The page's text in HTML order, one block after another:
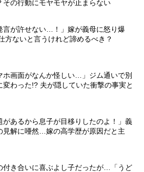
その行動にモヤモヤが止まらない
言が許せない…！」嫁が義母に怒り爆
方ないと言うけれど諦めるべき？
ホ画面がなんか怪しい…」ジム通いで別
変わった!? 夫が隠していた衝撃の事実と
があるから息子が目移りしたのよ！」義
見解に唖然…嫁の高学歴が原因だと主
付き合いに喜ぶよし子だったが…「うど